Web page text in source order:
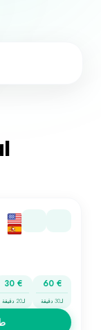
30 €
لـ20 دقيقة
60 €
لـ30 دقيقة